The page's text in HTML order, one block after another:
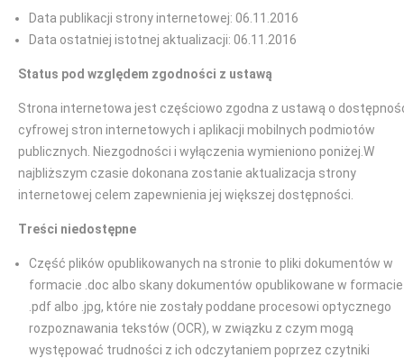
Data publikacji strony internetowej: 06.11.2016
Data ostatniej istotnej aktualizacji: 06.11.2016
Status pod względem zgodności z ustawą
Strona internetowa jest częściowo zgodna z ustawą o
cyfrowej stron internetowych i aplikacji mobilnych podmiotów
publicznych. Niezgodności i wyłączenia wymieniono poniżej.W
najbliższym czasie dokonana zostanie aktualizacja strony
internetowej celem zapewnienia jej większej dostępności.
Treści niedostępne
Część plików opublikowanych na stronie to pliki dokumentów w
formacie .doc albo skany dokumentów opublikowane w formacie
.pdf albo .jpg, które nie zostały poddane procesowi optycznego
rozpoznawania tekstów (OCR), w związku z czym mogą
występować trudności z ich odczytaniem poprzez czytniki